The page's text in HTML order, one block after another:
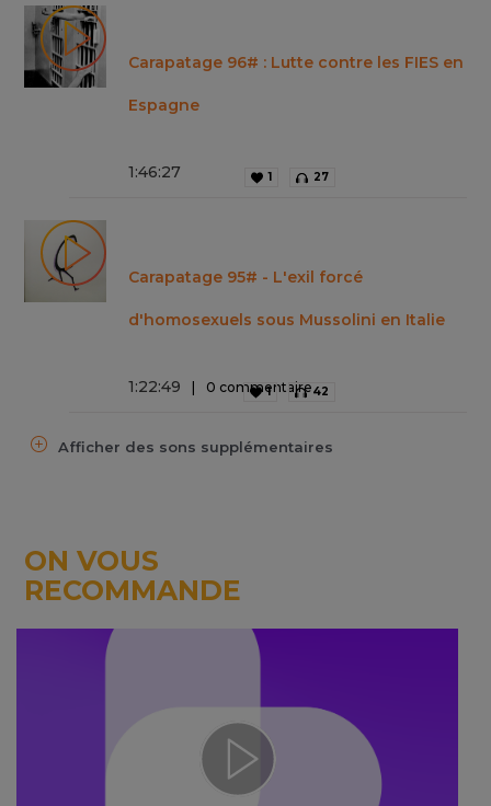
Carapatage 96# : Lutte contre les FIES en
Espagne
1:46:27 1 27
Carapatage 95# - L'exil forcé
d'homosexuels sous Mussolini en Italie
1:22:49 0 commentaire
1 42
Afficher des sons supplémentaires
ON VOUS
RECOMMANDE